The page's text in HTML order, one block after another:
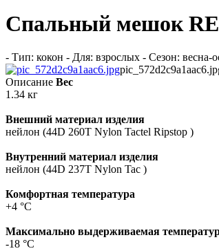
Спальный мешок
- Тип: кокон - Для: взрослых - Сезон:
Описание Вес
1.34 кг
Внешний материал изделия
нейлон (44D 260T Nylon Tactel Ripstop )
Внутренний материал изделия
нейлон (44D 237T Nylon Tac )
Комфортная температура
+4 °C
Максимально выдерживаемая
-18 °C